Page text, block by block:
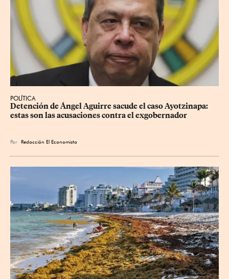
POLÍTICA
Detención de Ángel Aguirre sacude el caso Ayotzinapa:
estas son las acusaciones contra el exgobernador
Por Redacción El Economista